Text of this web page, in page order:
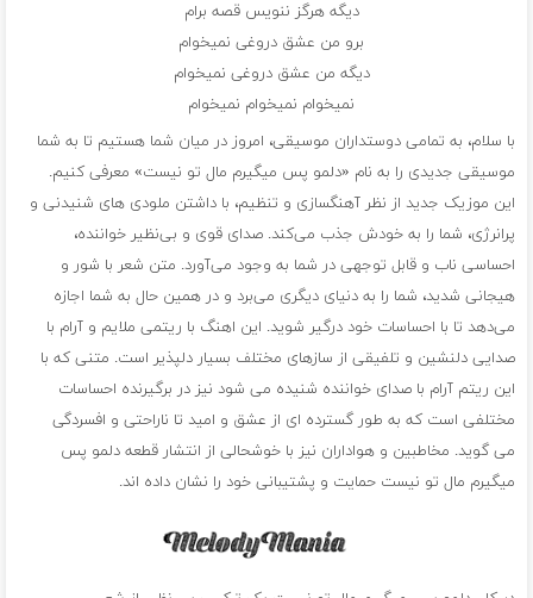
دیگه هرگز ننویس قصه برام
برو من عشق دروغی نمیخوام
دیگه من عشق دروغی نمیخوام
نمیخوام نمیخوام نمیخوام
با سلام، به تمامی دوستداران موسیقی، امروز در میان شما هستیم تا به شما
موسیقی جدیدی را به نام «دلمو پس میگیرم مال تو نیست» معرفی کنیم.
این موزیک جدید از نظر آهنگسازی و تنظیم، با داشتن ملودی های شنیدنی و
پرانرژی، شما را به خودش جذب می‌کند. صدای قوی و بی‌نظیر خواننده،
احساسی ناب و قابل توجهی در شما به وجود می‌آورد. متن شعر با شور و
هیجانی شدید، شما را به دنیای دیگری می‌برد و در همین حال به شما اجازه
می‌دهد تا با احساسات خود درگیر شوید. این اهنگ با ریتمی ملایم و آرام با
صدایی دلنشین و تلفیقی از سازهای مختلف بسیار دلپذیر است. متنی که با
این ریتم آرام با صدای خواننده شنیده می شود نیز در برگیرنده احساسات
مختلفی است که به طور گسترده ای از عشق و امید تا ناراحتی و افسردگی
می گوید. مخاطبین و هواداران نیز با خوشحالی از انتشار قطعه دلمو پس
میگیرم مال تو نیست حمایت و پشتیبانی خود را نشان داده اند.